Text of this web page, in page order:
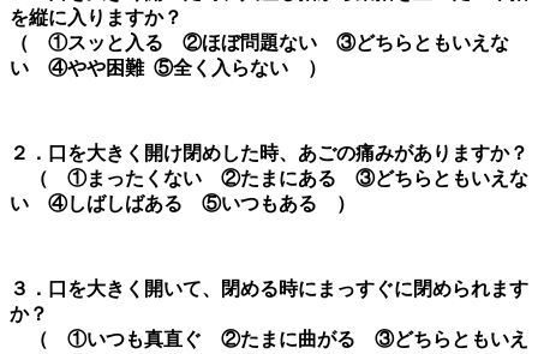
を縦に入りますか？
（ ①スッと 入る ②ほぼ問題ない ③どちらともいえな
い ④やや困難⑤全く入らない ）
２．口 を大きく開け閉めした時、あごの痛みがありますか？
（ ①まったく ない ②たまにある ③どちらともいえな
い ④しばしばある ⑤いつもある ）
３．口 を大きく 開いて、閉める時にまっすぐに閉められます
か？
（ ①いつも真直ぐ ②たまに曲がる ③どちらともいえ